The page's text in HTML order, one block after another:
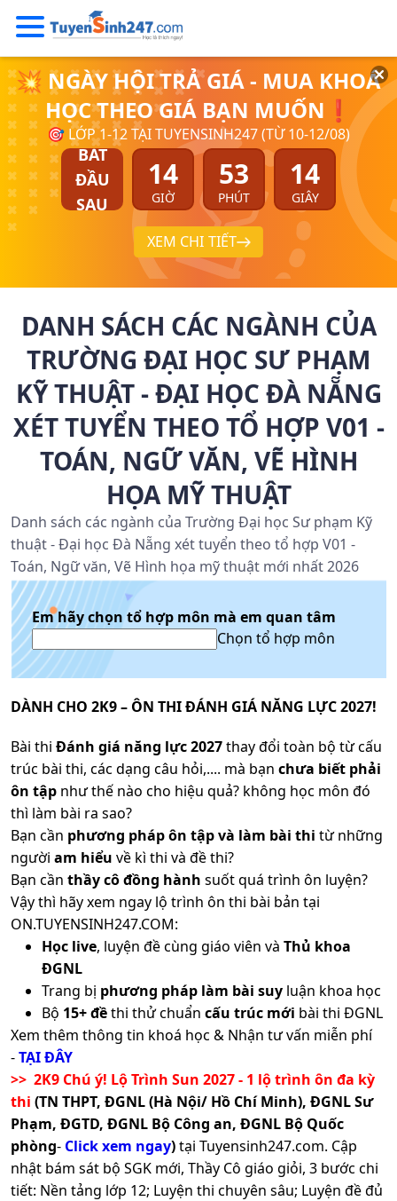
💥 NGÀY HỘI TRẢ GIÁ - MUA KHOÁ
HỌC THEO GIÁ BẠN MUỐN❗
🎯 LỚP 1-12 TẠI TUYENSINH247 (TỪ 10-12/08)
BẮT
ĐẦU
SAU
14
GIỜ
53
PHÚT
14
GIÂY
XEM CHI TIẾT
DANH SÁCH CÁC NGÀNH CỦA
TRƯỜNG ĐẠI HỌC SƯ PHẠM
KỸ THUẬT - ĐẠI HỌC ĐÀ NẴNG
XÉT TUYỂN THEO TỔ HỢP V01 -
TOÁN, NGỮ VĂN, VẼ HÌNH
HỌA MỸ THUẬT
Danh sách các ngành của Trường Đại học Sư phạm Kỹ
thuật - Đại học Đà Nẵng xét tuyển theo tổ hợp V01 -
Toán, Ngữ văn, Vẽ Hình họa mỹ thuật mới nhất 2026
Em hãy chọn tổ hợp môn mà em quan tâm
Chọn tổ hợp môn
DÀNH CHO 2K9 – ÔN THI ĐÁNH GIÁ NĂNG LỰC 2027!
Bài thi Đánh giá năng lực 2027thay đổi toàn bộ từ cấu
trúc bài thi, các dạng câu hỏi,.... mà bạn chưa biết phải
ôn tập như thế nào cho hiệu quả? không học môn đó
thì làm bài ra sao?
Bạn cần phương pháp ôn tập và làm bài thi từ những
người am hiểu về kì thi và đề thi?
Bạn cần thầy cô đồng hành suốt quá trình ôn luyện?
Vậy thì hãy xem ngay lộ trình ôn thi bài bản tại
ON.TUYENSINH247.COM:
Học live, luyện đề cùng giáo viên và Thủ khoa
ĐGNL
Trang bị phương pháp làm bài suy luận khoa học
Bộ 15+ đềthi thử chuẩn cấu trúc mới bài thi ĐGNL
Xem thêm thông tin khoá học & Nhận tư vấn miễn phí
-TẠI ĐÂY
>> 2K9 Chú ý! Lộ Trình Sun 2027 - 1 lộ trình ôn đa kỳ
thi (TN THPT, ĐGNL (Hà Nội/ Hồ Chí Minh), ĐGNL Sư
Phạm, ĐGTD, ĐGNL Bộ Công an, ĐGNL Bộ Quốc
phòng- Click xem ngay)tại Tuyensinh247.com. Cập
nhật bám sát bộ SGK mới, Thầy Cô giáo giỏi, 3 bước chi
tiết: Nền tảng lớp 12; Luyện thi chuyên sâu; Luyện đề đủ